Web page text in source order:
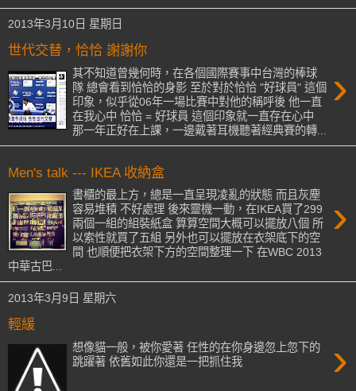
2013年3月10日 星期日
世代交替，恰恰 謝謝你
›
其不知道曾幾何時，在各個國際賽事中台灣的棒球
隊 總會看到恰恰的身影 至於對於恰恰 "好球員" 這個
印象，似乎從06年一場比賽中對他的稱呼後 他一直
在我心中 恰恰 = 好球員 這個印象就一直存在心中
那一年正好在上課，一邊戴著耳機聽著經典賽的轉...
Men's talk --- IKEA 收納盒
›
書櫃的最上方，總是一直呈現凌亂的狀態 而且灰塵
容易堆積 不好處理 後來靈機一動，在IKEA買了299
兩個一組的組裝紙盒 算算空間大概可以擺放八個 所
以索性就買了五組 另外也可以擺放在衣架底下的空
間 也順便把衣架下方的空間整理一下 在WBC 2013
中華古巴...
2013年3月9日 星期六
輕緩
›
想像貓一般，被你愛著 任性的在你身邊忽上忽下的
跳躍著 依舊如此你還是一把抓住我